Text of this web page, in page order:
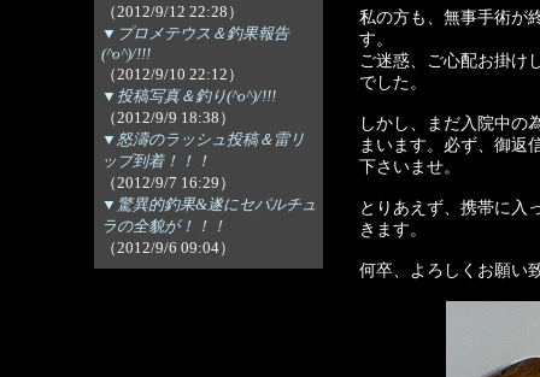
（2012/9/12 22:28）
▼プロメテウス＆釣果報告
(^o^)/!!!
（2012/9/10 22:12）
▼投稿写真＆釣り(^o^)/!!!
（2012/9/9 18:38）
▼怒濤のラッシュ投稿＆雷リ
ップ到着！！！
（2012/9/7 16:29）
▼驚異的釣果&遂にセパルチュ
ラの全貌が！！！
（2012/9/6 09:04）
私の方も、無事手術が
す。
ご迷惑、ご心配お掛け
でした。
しかし、まだ入院中の
まいます。必ず、御返
下さいませ。
とりあえず、携帯に入
きます。
何卒、よろしくお願い